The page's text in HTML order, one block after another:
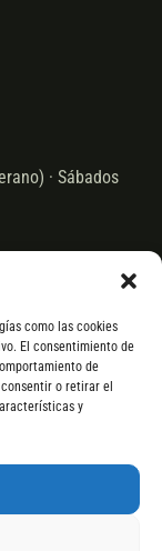
como las cookies
El consentimiento de
de
o retirar el
y
· Sábados
€ sin intereses.
Consulta
h laborables tras el